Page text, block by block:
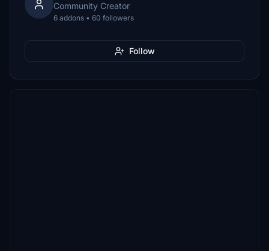
Community Creator
6 addons • 60 followers
Follow